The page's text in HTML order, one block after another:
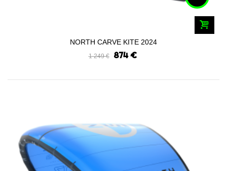
NORTH CARVE KITE 2024
1 249 € 874 €